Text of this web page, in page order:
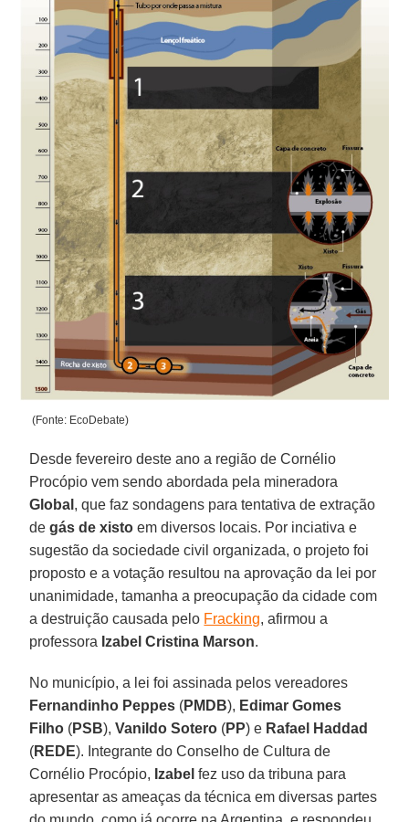
(Fonte: EcoDebate)
Desde fevereiro deste ano a região de Cornélio
Procópio vem sendo abordada pela mineradora
Global , que faz sondagens para tentativa de extração
degás de xisto em diversos locais. Por inciativa e
sugestão da sociedade civil organizada, o projeto foi
proposto e a votação resultou na aprovação da lei por
unanimidade, tamanha a preocupação da cidade com
a destruição causada pelo Fracking, afirmou a
professora Izabel Cristina Marson.
No município, a lei foi assinada pelos vereadores
Fernandinho Peppes (PMDB), Edimar Gomes
Filho (PSB),Vanildo Sotero (PP) e Rafael Haddad
(REDE). Integrante do Conselho de Cultura de
Cornélio Procópio, Izabel fez uso da tribuna para
apresentar as ameaças da técnica em diversas partes